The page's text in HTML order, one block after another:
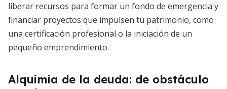
liberar recursos para formar un fondo de emergencia y
financiar proyectos que impulsen tu patrimonio, como
una certificación profesional o la iniciación de un
pequeño emprendimiento.
Alquimia de la deuda: de obstáculo